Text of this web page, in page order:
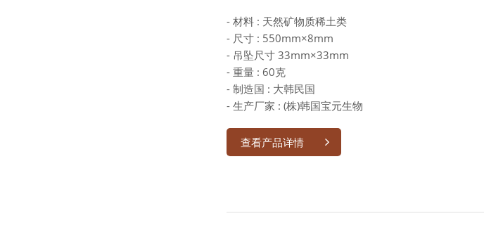
- 材料 : 天然矿物质稀土类
- 尺寸 : 550mm×8mm
- 吊坠尺寸 33mm×33mm
- 重量 : 60克
- 制造国 : 大韩民国
- 生产厂家 : (株)韩国宝元生物
查看产品详情